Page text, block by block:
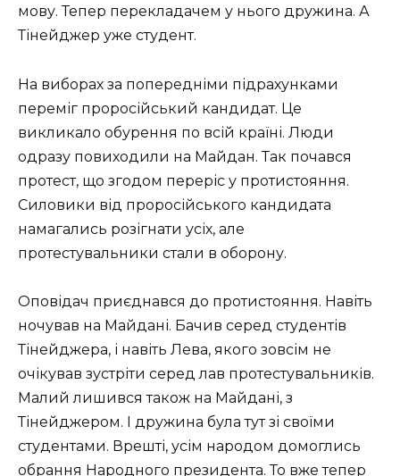
мову. Тепер перекладачем у нього дружина. А
Тінейджер уже студент.
На виборах за попередніми підрахунками
переміг проросійський кандидат. Це
викликало обурення по всій країні. Люди
одразу повиходили на Майдан. Так почався
протест, що згодом переріс у протистояння.
Силовики від проросійського кандидата
намагались розігнати усіх, але
протестувальники стали в оборону.
Оповідач приєднався до протистояння. Навіть
ночував на Майдані. Бачив серед студентів
Тінейджера, і навіть Лева, якого зовсім не
очікував зустріти серед лав протестувальників.
Малий лишився також на Майдані, з
Тінейджером. І дружина була тут зі своїми
студентами. Врешті, усім народом домоглись
обрання Народного президента. То вже тепер